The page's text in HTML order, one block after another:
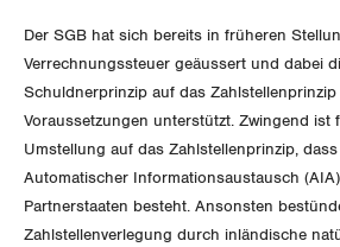
Glarus
Graubünden
Jura
Luzern
Der SGB hat sich bereits in früheren
Verrechnungssteuer geäussert und dabei
Schuldnerprinzip auf das
Voraussetzungen unterstützt. Zwingend ist
Umstellung auf das Zahlstellenprinzip,
Automatischer Informationsaustausch
Partnerstaaten besteht. Ansonsten
Zahlstellenverlegung durch inländische